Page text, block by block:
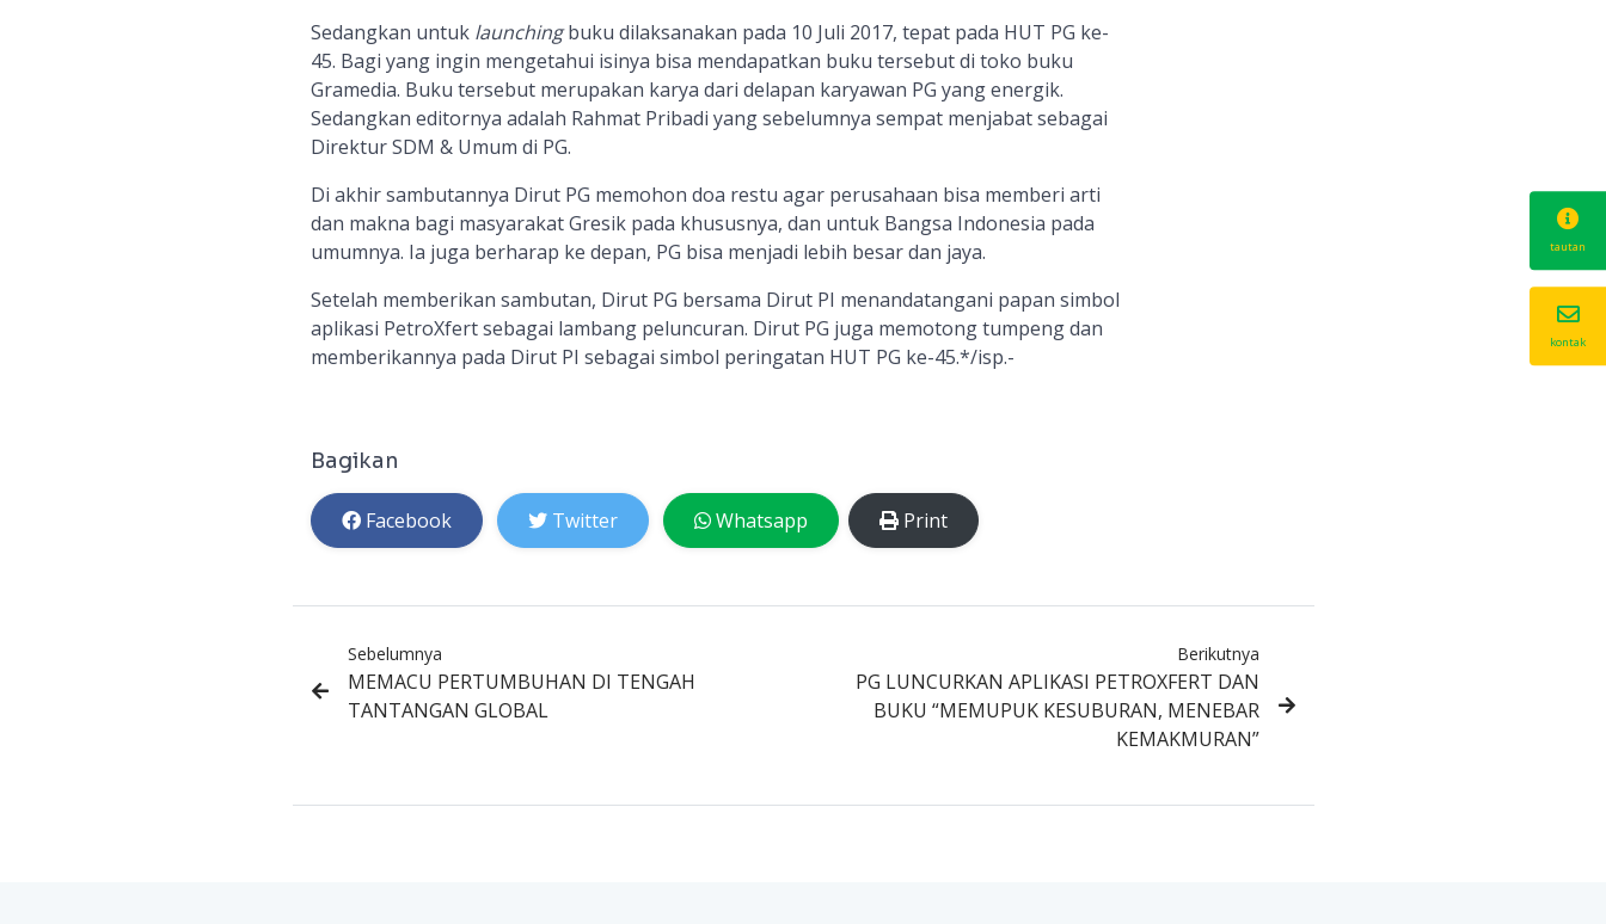
Sedangkan untuk launchingbuku dilaksanakan pada 10 Juli 2017, tepat pada HUT PG ke-
45. Bagi yang ingin mengetahui isinya bisa mendapatkan buku tersebut di toko buku
Gramedia. Buku tersebut merupakan karya dari delapan karyawan PG yang energik.
Sedangkan editornya adalah Rahmat Pribadi yang sebelumnya sempat menjabat sebagai
Direktur SDM & Umum di PG.
Di akhir sambutannya Dirut PG memohon doa restu agar perusahaan bisa memberi arti
dan makna bagi masyarakat Gresik pada khususnya, dan untuk Bangsa Indonesia pada
umumnya. Ia juga berharap ke depan, PG bisa menjadi lebih besar dan jaya.
Setelah memberikan sambutan, Dirut PG bersama Dirut PI menandatangani papan simbol
aplikasi PetroXfert sebagai lambang peluncuran. Dirut PG juga memotong tumpeng dan
memberikannya pada Dirut PI sebagai simbol peringatan HUT PG ke-45.*/isp.-
Bagikan
Facebook Twitter Whatsapp Print
Sebelumnya
MEMACU PERTUMBUHAN DI TENGAH
TANTANGAN GLOBAL
Berikutnya
PG LUNCURKAN APLIKASI PETROXFERT DAN
BUKU “MEMUPUK KESUBURAN, MENEBAR
KEMAKMURAN”
tautan
kontak